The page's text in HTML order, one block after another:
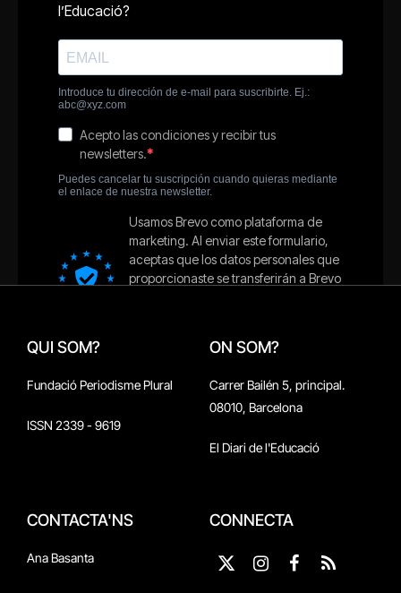
QUI SOM?
Fundació Periodisme Plural
ISSN 2339 - 9619
ON SOM?
Carrer Bailén 5, principal.
08010, Barcelona
El Diari de l'Educació
CONTACTA'NS
Ana Basanta
CONNECTA
X
Instagram
Facebook
RSS